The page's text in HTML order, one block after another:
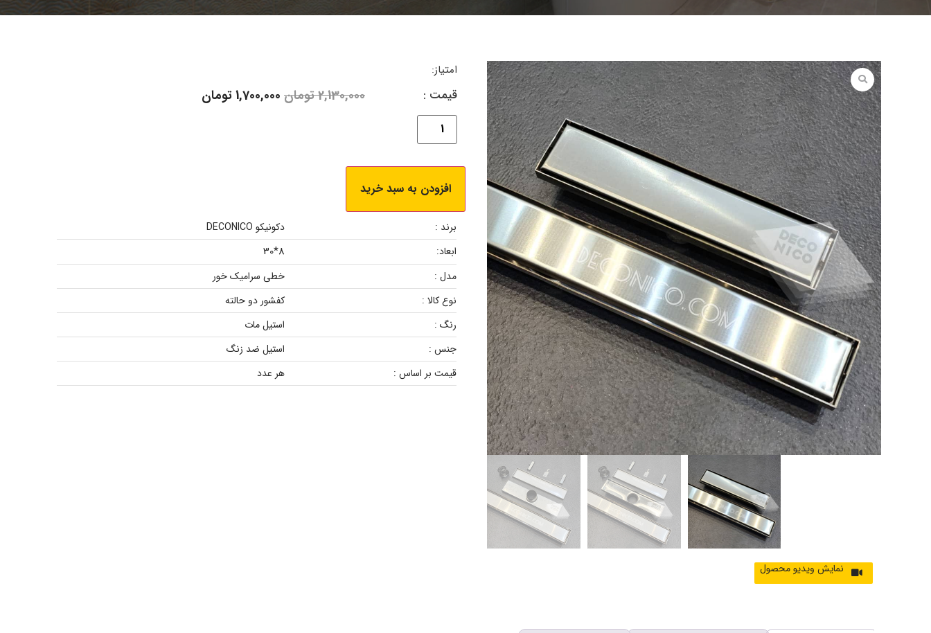
امتیاز:
قیمت : 2,130,000تومان 1,700,000تومان
افزودن به سبد خرید
برند :
دکونیکو DECONICO
ابعاد:
8*30
مدل :
خطی سرامیک خور
نوع کالا :
کفشور دو حالته
رنگ :
استیل مات
جنس :
استیل ضد زنگ
قیمت بر اساس :
هر عدد